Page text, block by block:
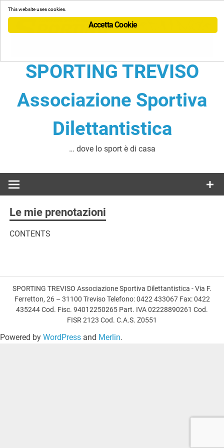
Skip
content
SPORTING TREVISO
Associazione Sportiva
Dilettantistica
… dove lo sport è di casa
Le mie prenotazioni
CONTENTS
SPORTING TREVISO Associazione Sportiva Dilettantistica - Via F.
Ferretton, 26 – 31100 Treviso Telefono: 0422 433067 Fax: 0422
435244 Cod. Fisc. 94012250265 Part. IVA 02228890261 Cod.
FISR 2123 Cod. C.A.S. Z0551
Powered by WordPress and Merlin.
This website uses cookies.
Accetta Cookie